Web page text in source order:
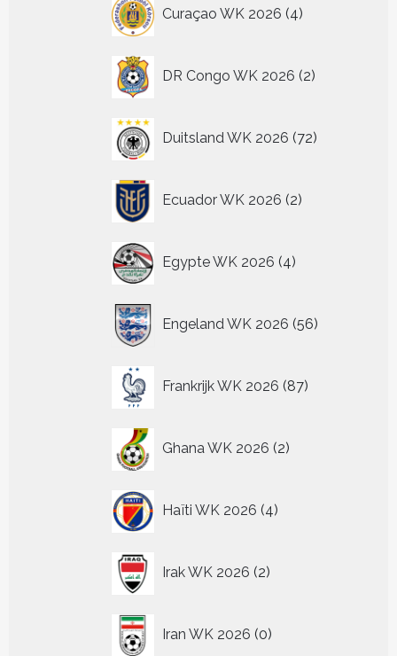
Curaçao WK 2026 4
producten
DR Congo WK 2026 2
producten
Duitsland WK 2026 72
producten
Ecuador WK 2026 2
producten
Egypte WK 2026 4
producten
Engeland WK 2026 56
producten
Frankrijk WK 2026 87
producten
Ghana WK 2026 2
producten
Haïti WK 2026 4
producten
Irak WK 2026 2
producten
Iran WK 2026 0
producten